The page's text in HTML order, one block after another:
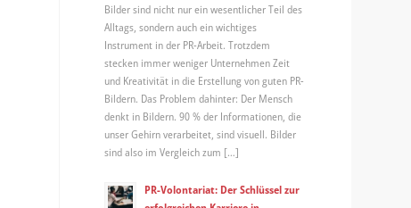
Bilder sind nicht nur ein wesentlicher Teil des
Alltags, sondern auch ein wichtiges
Instrument in der PR-Arbeit. Trotzdem
stecken immer weniger Unternehmen Zeit
und Kreativität in die Erstellung von guten PR-
Bildern. Das Problem dahinter: Der Mensch
denkt in Bildern. 90 % der Informationen, die
unser Gehirn verarbeitet, sind visuell. Bilder
sind also im Vergleich zum […]
PR-Volontariat: Der Schlüssel zur